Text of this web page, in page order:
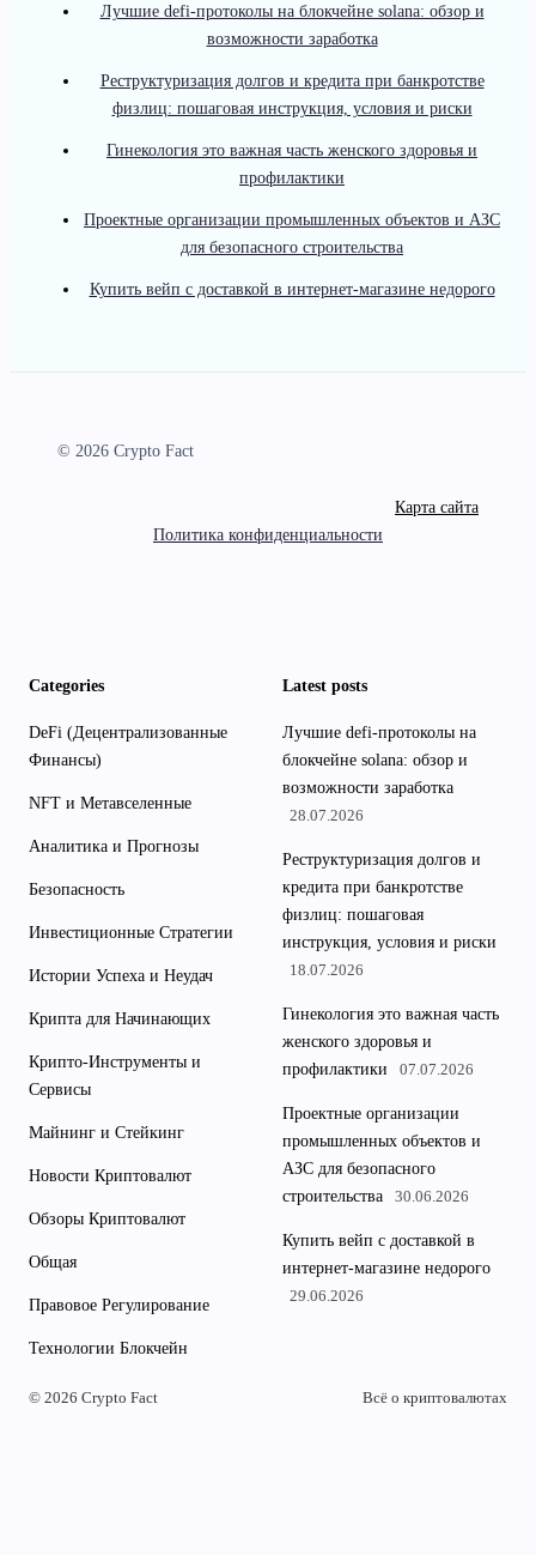
Лучшие defi-протоколы на блокчейне solana: обзор и
возможности заработка
Реструктуризация долгов и кредита при банкротстве
физлиц: пошаговая инструкция, условия и риски
Гинекология это важная часть женского здоровья и
профилактики
Проектные организации промышленных объектов и АЗС
для безопасного строительства
Купить вейп с доставкой в интернет-магазине недорого
© 2026 Crypto Fact
Карта сайта
Политика конфиденциальности
Categories
DeFi (Децентрализованные
Финансы)
NFT и Метавселенные
Аналитика и Прогнозы
Безопасность
Инвестиционные Стратегии
Истории Успеха и Неудач
Крипта для Начинающих
Крипто-Инструменты и
Сервисы
Майнинг и Стейкинг
Новости Криптовалют
Обзоры Криптовалют
Общая
Правовое Регулирование
Технологии Блокчейн
Latest posts
Лучшие defi-протоколы на
блокчейне solana: обзор и
возможности заработка
28.07.2026
Реструктуризация долгов и
кредита при банкротстве
физлиц: пошаговая
инструкция, условия и риски
18.07.2026
Гинекология это важная часть
женского здоровья и
профилактики
07.07.2026
Проектные организации
промышленных объектов и
АЗС для безопасного
строительства
30.06.2026
Купить вейп с доставкой в
интернет-магазине недорого
29.06.2026
© 2026 Crypto Fact Всё о криптовалютах